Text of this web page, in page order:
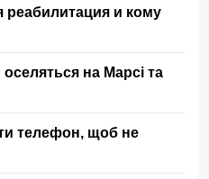
реабилитация и кому
на Марсі та
телефон, щоб не